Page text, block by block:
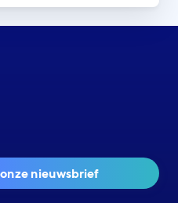
nieuwsbrief